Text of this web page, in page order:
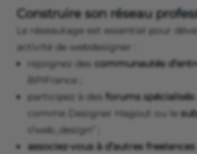
Construire son réseau
Le réseautage est essentiel pour
activité de webdesigner :
rejoignez des communautés
BPIFrance ;
participez à des forums spécialisés
comme Designer Hagout ou le
r/web_design” ;
associez-vous à d’autres freelances